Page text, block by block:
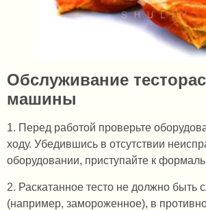
Обслуживание
машины
1. Перед работой проверьте
ходу. Убедившись в отсутствии
оборудовании, приступайте к
2. Раскатанное тесто не должно быть
(например, замороженное), в